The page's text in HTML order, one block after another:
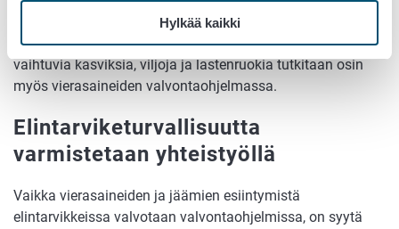
Hylkää kaikki
rajoitetaan asetetuilla jäämien enimmäismäärillä. Torjunta-
ainejäämien valvontaohjelmassa otettuja, vuosittain
vaihtuvia kasviksia, viljoja ja lastenruokia tutkitaan osin
myös vierasaineiden valvontaohjelmassa.
Elintarviketurvallisuutta
varmistetaan yhteistyöllä
Vaikka vierasaineiden ja jäämien esiintymistä
elintarvikkeissa valvotaan valvontaohjelmissa, on syytä